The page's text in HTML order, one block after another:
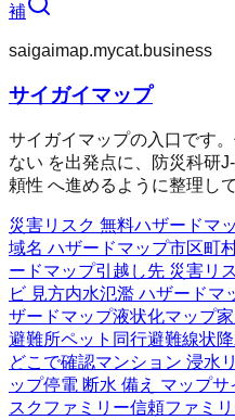
補
saigaimap.mycat.business
サイガイマップ
サイガイマップの入口です
ない を出発点に、防災科研
頼性 へ進めるように整理し
災害リスク 無料ハザードマ
域名 ハザードマップ市区町
ードマップ引越し先 災害リ
ビ 見方内水氾濫 ハザードマ
ザードマップ液状化マップ
避難所ペット同行避難線状
どこで確認マンション 浸水
ップ停電 断水 備え マップサ
スクファミリー信頼ファミ